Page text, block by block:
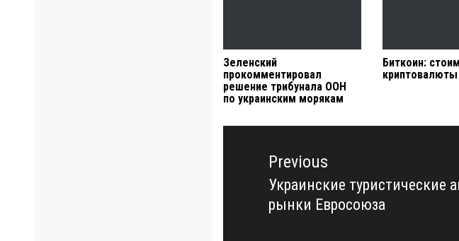
Зеленский
прокомментировал
решение трибунала ООН
по украинским морякам
Биткоин:
криптовалюты
Навигация
записямPrevious
Previous
post:
Украинские туристические
рынки Евросоюза